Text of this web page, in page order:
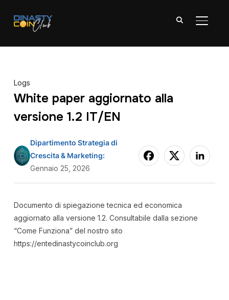
APRI/
Logs
White paper aggiornato alla
versione 1.2 IT/EN
Dipartimento Strategia di
Crescita & Marketing:
Gennaio 25, 2026
Documento di spiegazione tecnica ed economica
aggiornato alla versione 1.2. Consultabile dalla sezione
“Come Funziona” del nostro sito
https://entedinastycoinclub.org